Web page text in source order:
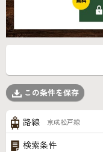
この条件を保存
路線 京成松戸線
検索条件